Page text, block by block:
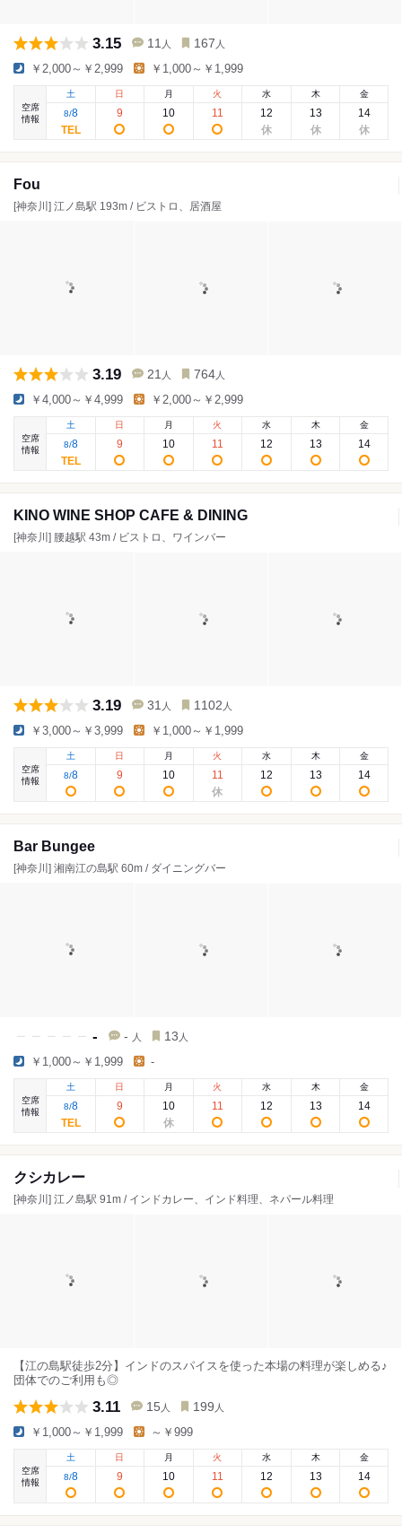
3.15 11 人 167 人
￥2,000～￥2,999 ￥1,000～￥1,999
空席
情報
土
8/8
日
9
月
10
火
11
水
12
木
13
金
14
Fou
[神奈川] 江ノ島駅 193m / ビストロ、居酒屋
3.19 21 人 764 人
￥4,000～￥4,999 ￥2,000～￥2,999
空席
情報
土
8/8
日
9
月
10
火
11
水
12
木
13
金
14
KINO WINE SHOP CAFE & DINING
[神奈川] 腰越駅 43m / ビストロ、ワインバー
3.19 31 人 1102 人
￥3,000～￥3,999 ￥1,000～￥1,999
空席
情報
土
8/8
日
9
月
10
火
11
水
12
木
13
金
14
Bar Bungee
[神奈川] 湘南江の島駅 60m / ダイニングバー
- - 人 13 人
￥1,000～￥1,999 -
空席
情報
土
8/8
日
9
月
10
火
11
水
12
木
13
金
14
クシカレー
[神奈川] 江ノ島駅 91m / インドカレー、インド料理、ネパール料理
【江の島駅徒歩2分】インドのスパイスを使った本場の料理が楽しめる♪
団体でのご利用も◎
3.11 15 人 199 人
￥1,000～￥1,999 ～￥999
空席
情報
土
8/8
日
9
月
10
火
11
水
12
木
13
金
14